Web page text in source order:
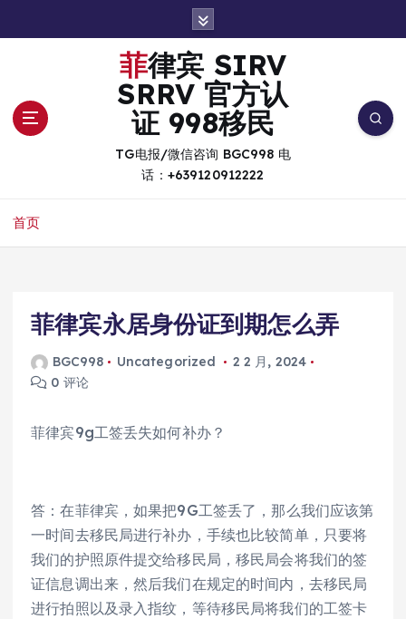
菲律宾 SIRV
SRRV 官方认
证 998移民
TG电报/微信咨询 BGC998 电
话：+639120912222
首页
菲律宾永居身份证到期怎么弄
BGC998 Uncategorized
2 2 月, 2024
0 评论
菲律宾9g工签丢失如何补办？
答：在菲律宾，如果把9G工签丢了，那么我们应该第
一时间去移民局进行补办，手续也比较简单，只要将
我们的护照原件提交给移民局，移民局会将我们的签
证信息调出来，然后我们在规定的时间内，去移民局
进行拍照以及录入指纹，等待移民局将我们的工签卡